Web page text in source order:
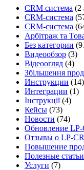
CRM система (2
CRM-система
CRM-система
Арбітраж та
Без категории
Видеообзор (3)
Відеоогляд (4)
Збільшення
Инструкции (14)
Интеграции (1)
Інструкції(4)
Кейсы (73)
Новости (74)
Обновление
Отзывы о LP-
Повышение
Полезные статьи
Услуги (7)